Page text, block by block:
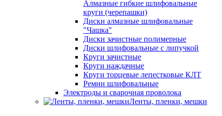
Алмазные гибкие шлифовальные
круги (черепашки)
Диски алмазные шлифовальные
"Чашка"
Диски зачистные полимерные
Диски шлифовальные с липучкой
Круги зачистные
Круги наждачные
Круги торцевые лепестковые КЛТ
Ремни шлифовальные
Электроды и сварочная проволока
Ленты, пленки, мешки